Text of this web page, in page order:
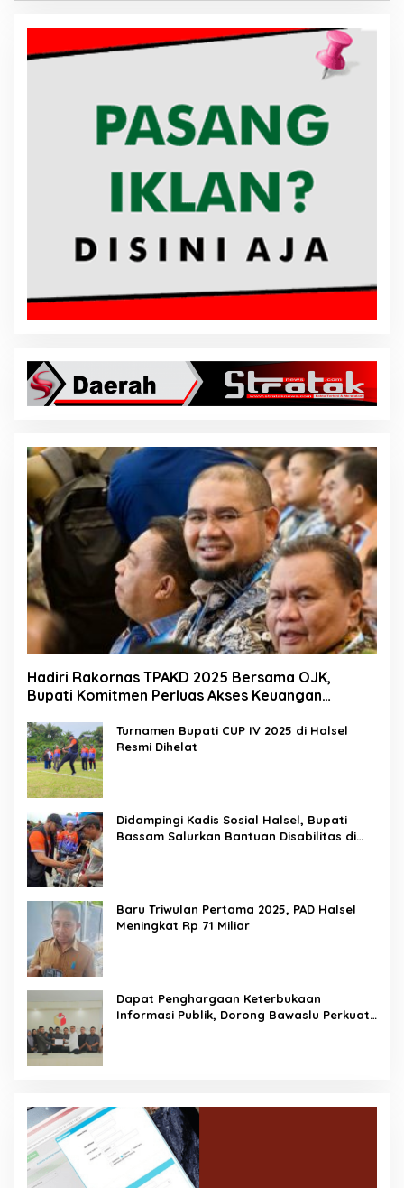
Hadiri Rakornas TPAKD 2025 Bersama OJK,
Bupati Komitmen Perluas Akses Keuangan
Turnamen Bupati CUP IV 2025 di Halsel
Resmi Dihelat
Didampingi Kadis Sosial Halsel, Bupati
Bassam Salurkan Bantuan Disabilitas di
Baru Triwulan Pertama 2025, PAD Halsel
Meningkat Rp 71 Miliar
Dapat Penghargaan Keterbukaan
Informasi Publik, Dorong Bawaslu Perkuat